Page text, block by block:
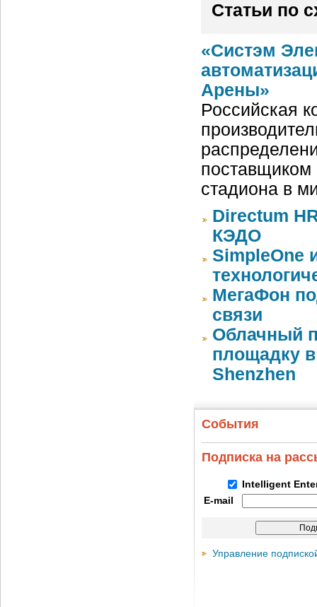
Статьи по
«Систэм
Арены»
Российская
поставщиком
стадиона в
Directum
КЭДО
SimpleOne
МегаФон
связи
Облачный
площадку в
Shenzhen
События
Подписка на
Intelligent
E-mail
Управление